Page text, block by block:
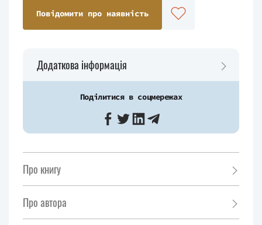
Повідомити про наявність
Додаткова інформація
Поділитися в соцмережах
Про книгу
Про автора